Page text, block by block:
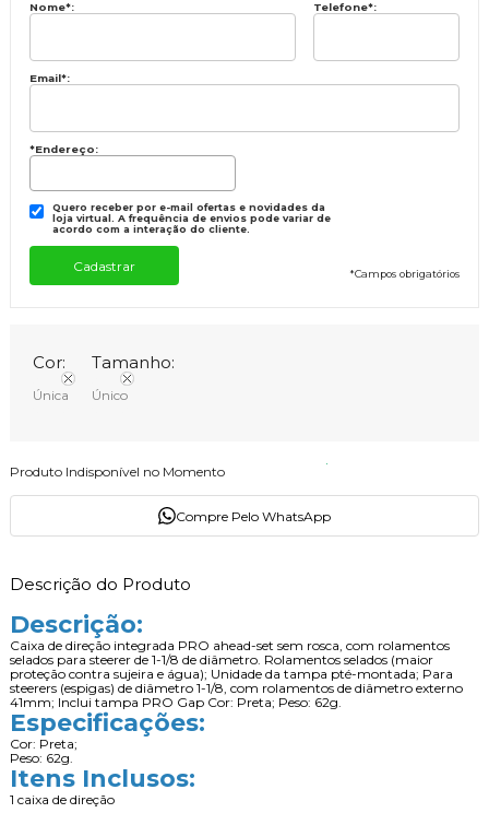
Nome*: Telefone*:
Email*:
*Endereço:
Quero receber por e-mail ofertas e novidades da
loja virtual. A frequência de envios pode variar de
acordo com a interação do cliente.
*Campos obrigatórios
Cor:
Única
Tamanho:
Único
Produto Indisponível no Momento
Compre Pelo WhatsApp
Descrição do Produto
Descrição:
Caixa de direção integrada PRO ahead-set sem rosca, com rolamentos
selados para steerer de 1-1/8 de diâmetro. Rolamentos selados (maior
proteção contra sujeira e água); Unidade da tampa pté-montada; Para
steerers (espigas) de diâmetro 1-1/8, com rolamentos de diâmetro externo
41mm; Inclui tampa PRO GapCor: Preta; Peso: 62g.
Especificações:
Cor: Preta;
Peso: 62g.
Itens Inclusos:
1 caixa de direção